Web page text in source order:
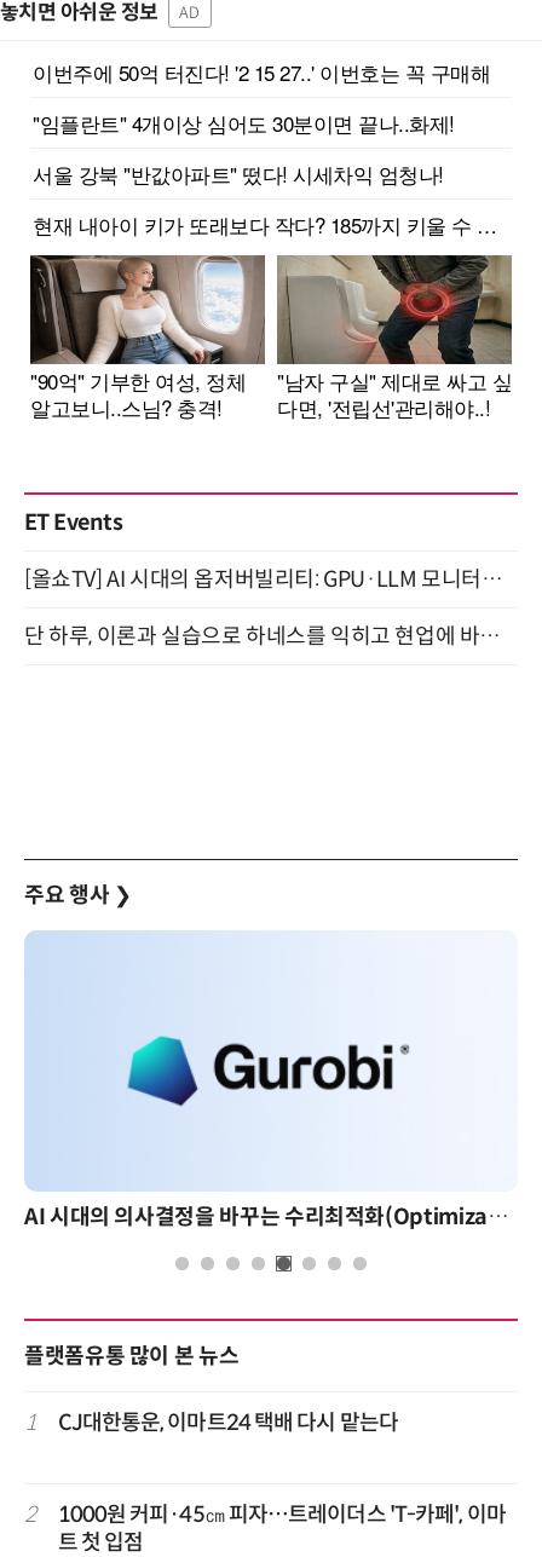
놓치면 아쉬운 정보 AD
ET Events
[올쇼TV] AI 시대의 옵저버빌리티: GPU·LLM 모니터링부터 AI 기반 장애 대응까지 (8/11 생방송)
단 하루, 이론과 실습으로 하네스를 익히고 현업에 바로 쓰는 핸즈온 워크숍 (8/20)
주요 행사 ❯
AI 시대의 의사결정을 바꾸는 수리최적화(Optimization): 실제 산업 적용 사례와 활용 전략
플랫폼유통 많이 본 뉴스
1 CJ대한통운, 이마트24 택배 다시 맡는다
2
1000원 커피·45㎝ 피자…트레이더스 'T-카페', 이마
트 첫 입점